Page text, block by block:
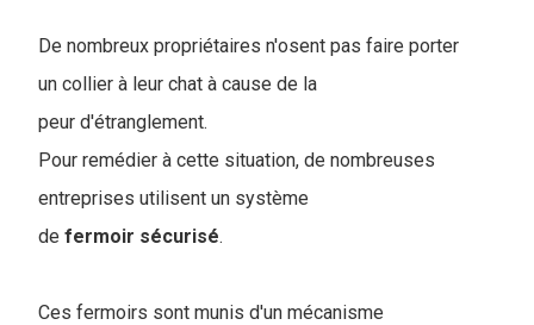
De nombreux propriétaires n'osent pas faire porter
un collier à leur chat à cause de la
peur d'étranglement.
Pour remédier à cette situation, de nombreuses
entreprises utilisent un système
de fermoir sécurisé.
Ces fermoirs sont munis d'un mécanisme